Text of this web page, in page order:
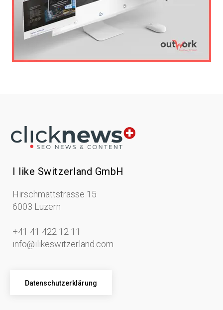
I like Switzerland GmbH
Hirschmattstrasse 15
6003 Luzern
+41 41 422 12 11
info@ilikeswitzerland.com
Datenschutzerklärung